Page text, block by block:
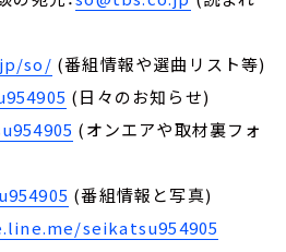
so/ (番組情報や選曲リスト等)
(日々のお知らせ)
(オンエアや取材裏フォ
(番組情報と写真)
seikatsu954905